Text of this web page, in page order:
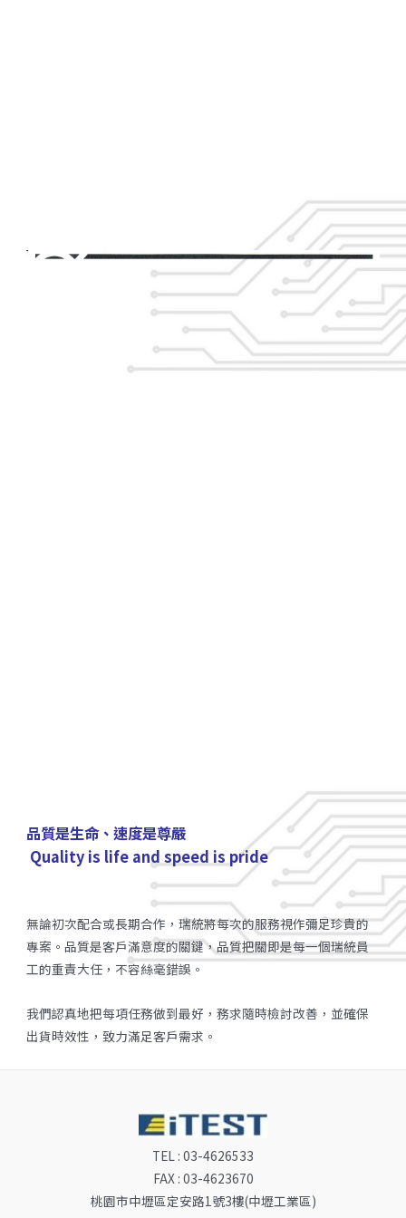
品質是生命、速度是尊嚴
Quality is life and speed is pride
無論初次配合或長期合作，瑞統將每次的服務視作彌足珍貴的
專案。品質是客戶滿意度的關鍵，品質把關即是每一個瑞統員
工的重責大任，不容絲毫錯誤。
我們認真地把每項任務做到最好，務求隨時檢討改善，並確保
出貨時效性，致力滿足客戶需求。
TEL : 03-4626533
FAX : 03-4623670
桃園市中壢區定安路1號3樓(中壢工業區)